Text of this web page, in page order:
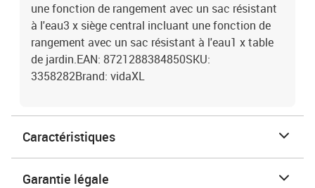
une fonction de rangement avec un sac résistant
à l'eau3 x siège central incluant une fonction de
rangement avec un sac résistant à l'eau1 x table
de jardin.EAN: 8721288384850SKU:
3358282Brand: vidaXL
Caractéristiques
Garantie légale